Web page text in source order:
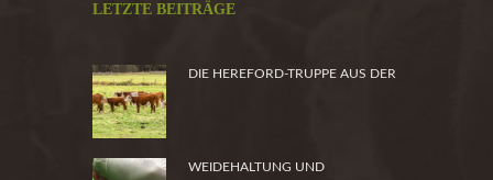
LETZTE BEITRÄGE
DIE HEREFORD-TRUPPE AUS DER
WEIDEHALTUNG UND